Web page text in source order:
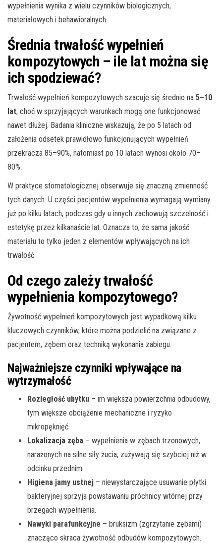
wypełnienia wynika z wielu czynników biologicznych,
materiałowych i behawioralnych.
Średnia trwałość wypełnień
kompozytowych – ile lat można się
ich spodziewać?
Trwałość wypełnień kompozytowych szacuje się średnio na 5–10
lat, choć w sprzyjających warunkach mogą one funkcjonować
nawet dłużej. Badania kliniczne wskazują, że po 5 latach od
założenia odsetek prawidłowo funkcjonujących wypełnień
przekracza 85–90%, natomiast po 10 latach wynosi około 70–
80%.
W praktyce stomatologicznej obserwuje się znaczną zmienność
tych danych. U części pacjentów wypełnienia wymagają wymiany
już po kilku latach, podczas gdy u innych zachowują szczelność i
estetykę przez kilkanaście lat. Oznacza to, że sama jakość
materiału to tylko jeden z elementów wpływających na ich
trwałość.
Od czego zależy trwałość
wypełnienia kompozytowego?
Żywotność wypełnień kompozytowych jest wypadkową kilku
kluczowych czynników, które można podzielić na związane z
pacjentem, zębem oraz techniką wykonania zabiegu.
Najważniejsze czynniki wpływające na
wytrzymałość
Rozległość ubytku – im większa powierzchnia odbudowy,
tym większe obciążenie mechaniczne i ryzyko
mikropęknięć.
Lokalizacja zęba – wypełnienia w zębach trzonowych,
narażonych na silne siły żucia, zużywają się szybciej niż w
odcinku przednim.
Higiena jamy ustnej – niewystarczające usuwanie płytki
bakteryjnej sprzyja powstawaniu próchnicy wtórnej przy
brzegach wypełnienia.
Nawyki parafunkcyjne – bruksizm (zgrzytanie zębami)
znacząco skraca żywotność odbudów kompozytowych.